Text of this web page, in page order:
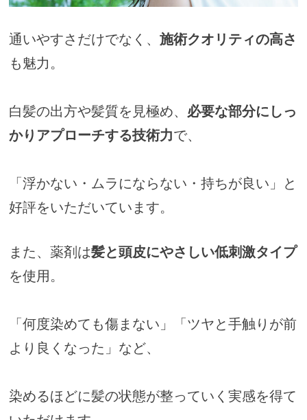
通いやすさだけでなく、施術クオリティの高さ
も魅力。
白髪の出方や髪質を見極め、 必要な部分にしっ
かりアプローチする技術力で、
「浮かない・ムラにならない・持ちが良い」と
好評をいただいています。
また、薬剤は髪と頭皮にやさしい低刺激タイプ
を使用。
「何度染めても傷まない」「ツヤと手触りが前
より良くなった」など、
染めるほどに髪の状態が整っていく実感を得て